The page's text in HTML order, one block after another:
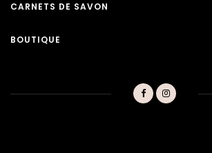
CARNETS DE SAVON
BOUTIQUE